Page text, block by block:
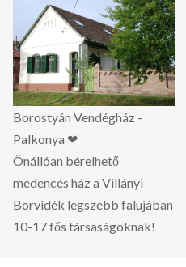
Borostyán Vendégház -
Palkonya ❤
Önállóan bérelhető
medencés ház a Villányi
Borvidék legszebb falujában
10-17 fős társaságoknak!